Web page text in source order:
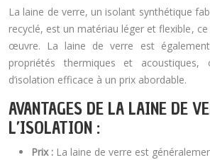
La laine de verre, un isolant synthétique
recyclé, est un matériau léger et flexible,
œuvre. La laine de verre est
propriétés thermiques et acoustiques,
d’isolation efficace à un prix abordable.
AVANTAGES DE LA LAINE DE
L’ISOLATION :
Prix : La laine de verre est